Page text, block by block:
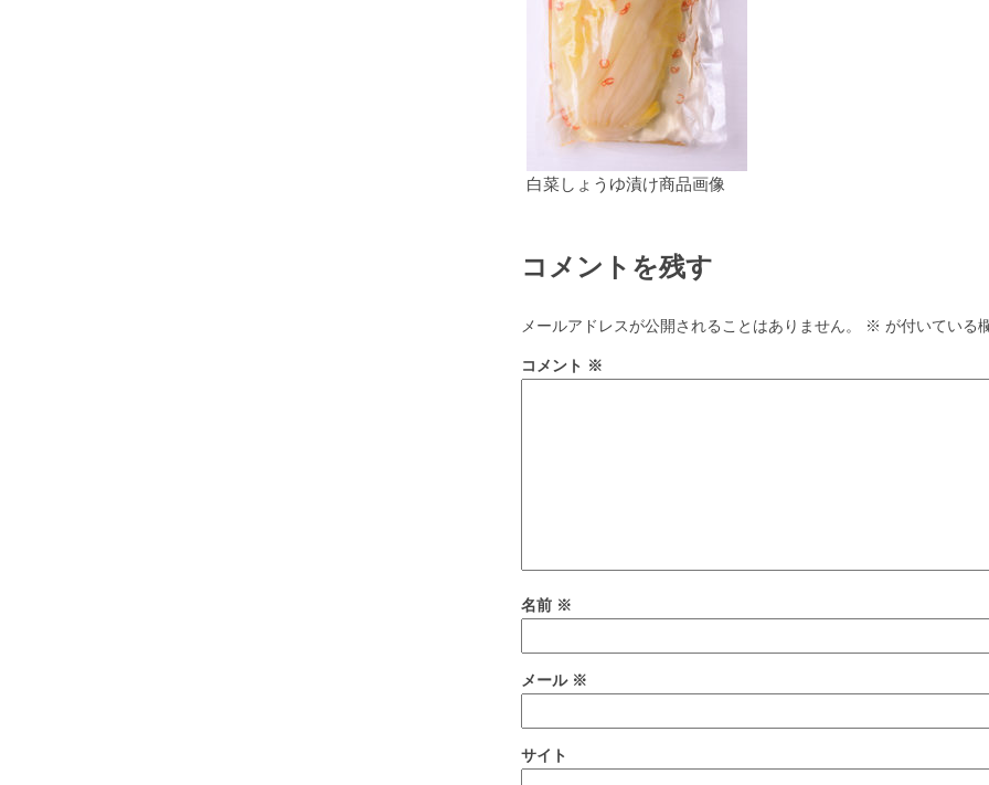
白菜しょうゆ漬け商品画像
コメントを残す
メールアドレスが公開されることはありません。 ※ が付いている
コメント ※
名前 ※
メール ※
サイト